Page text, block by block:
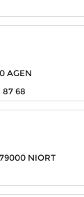
AGEN
87 68
NIORT